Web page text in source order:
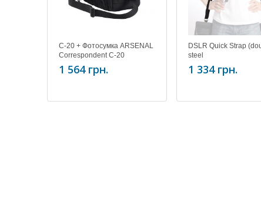
C-20 + Фотосумка ARSENAL
Correspondent C-20
1 564 грн.
DSLR Quick Strap
steel
1 334 грн.